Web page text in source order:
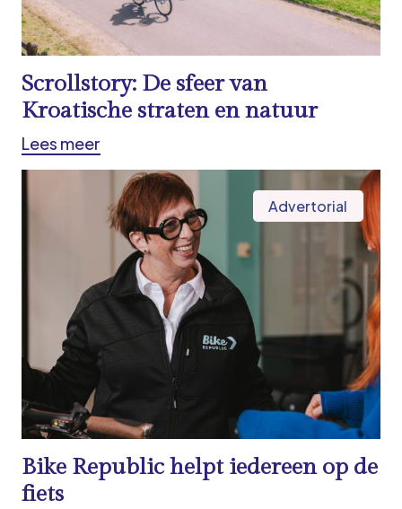
Scrollstory: De sfeer van
Kroatische straten en natuur
Lees meer
Advertorial
Bike Republic helpt iedereen op de
fiets